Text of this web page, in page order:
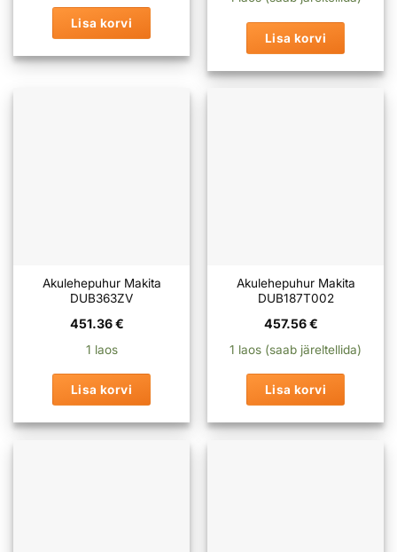
Lisa korvi
Lisa korvi
Akulehepuhur Makita
DUB363ZV
451.36€
1 laos
Lisa korvi
Akulehepuhur Makita
DUB187T002
457.56€
1 laos (saab järeltellida)
Lisa korvi